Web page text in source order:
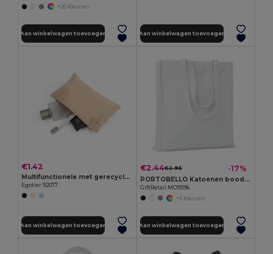
+20 Kleuren
Aan winkelwagen toevoegen Aan winkelwagen toevoegen
€1.42
Multifunctionele met gerecycled katoen (70%) en polyester (30% rPET) (140 g/m²)
Egotier 92077
Aan winkelwagen toevoegen
€2.44€2.95 -17%
PORTOBELLO Katoenen boodschappentas
GiftRetail MO9596
+5 Kleuren
Aan winkelwagen toevoegen